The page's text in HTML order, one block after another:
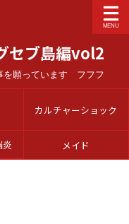
セブ島編vol2
を願っています フフフ
カルチャーショック
炎 メイド